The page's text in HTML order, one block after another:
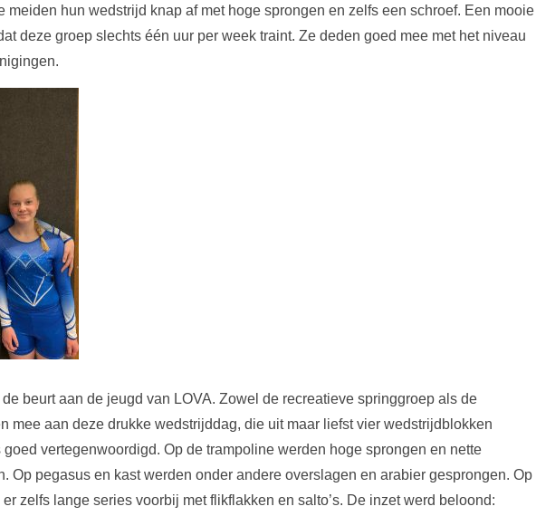
meiden hun wedstrijd knap af met hoge sprongen en zelfs een schroef. Een mooie
deze groep slechts één uur per week traint. Ze deden goed mee met het niveau
beurt aan de jeugd van LOVA. Zowel de recreatieve springgroep als de
mee aan deze drukke wedstrijddag, die uit maar liefst vier wedstrijdblokken
goed vertegenwoordigd. Op de trampoline werden hoge sprongen en nette
Op pegasus en kast werden onder andere overslagen en arabier gesprongen. Op
zelfs lange series voorbij met flikflakken en salto’s. De inzet werd beloond: